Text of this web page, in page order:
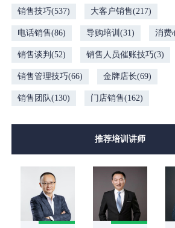
销售技巧(537) 大客户销售(217)
电话销售(86) 导购培训(31) 消费
销售谈判(52) 销售人员催账技巧(3)
销售管理技巧(66) 金牌店长(69)
销售团队(130) 门店销售(162)
推荐培训讲师